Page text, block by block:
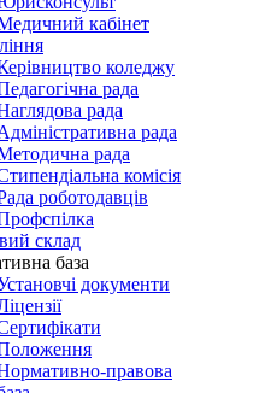
кабінет
коледжу
рада
рада
рада
рада
комісія
роботодавців
склад
база
документи
правова